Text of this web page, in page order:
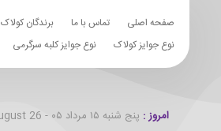
صفحه اصلی تماس با ما برندگان کولاک
نوع جوایز کولاک
نوع جوایز کلبه سرگرمی
امروز : پنج شنبه ۱۵ مرداد ۰۵ - Thursday 6th August 26